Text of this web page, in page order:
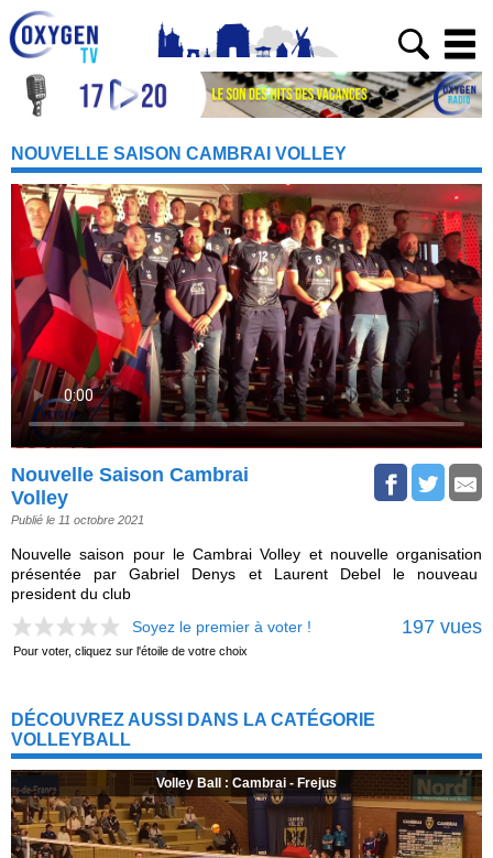
NOUVELLE SAISON CAMBRAI VOLLEY
Nouvelle Saison Cambrai
Volley
Publié le 11 octobre 2021
Nouvelle saison pour le Cambrai Volley et nouvelle organisation
présentée par Gabriel Denys et Laurent Debel le nouveau
president du club
Soyez le premier à voter !
197 vues
Pour voter, cliquez sur l'étoile de votre choix
DÉCOUVREZ AUSSI DANS LA CATÉGORIE
VOLLEYBALL
Volley Ball : Cambrai - Frejus